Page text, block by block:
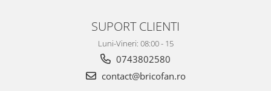
Genti Termoizolante Mancare
Magneti de frigider
SUPORT CLIENTI
Luni-Vineri: 08:00 - 15
0743802580
contact@bricofan.ro